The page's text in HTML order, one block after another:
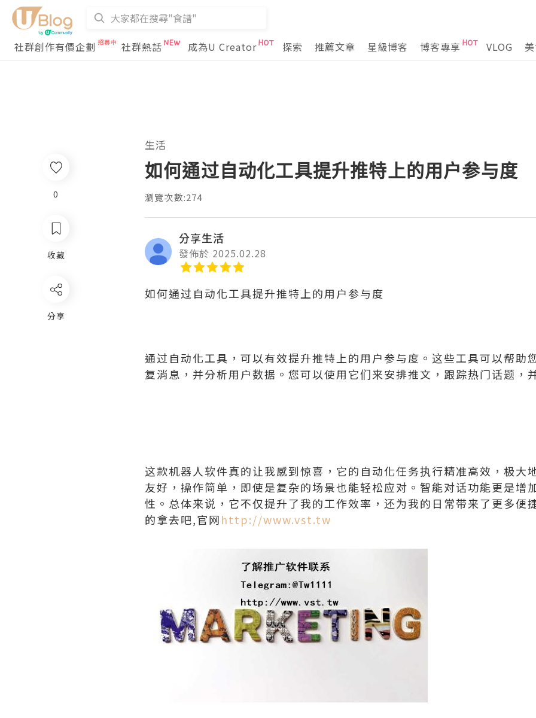
社群創作有價企劃 社群熱話 成為U Creator 探索 推薦文章 星級博客 博客專享 VLOG
生活
如何通过自动化工具提升推特上的用户参与度
瀏覽次數:274
分享生活
發佈於 2025.02.28
如何通过自动化工具提升推特上的用户参与度
通过自动化工具，可以有效提升推特上的用户参与度。这些工具可以帮助
复消息，并分析用户数据。您可以使用它们来安排推文，跟踪热门话题，
这款机器人软件真的让我感到惊喜，它的自动化任务执行精准高效，极大
友好，操作简单，即使是复杂的场景也能轻松应对。智能对话功能更是增
性。总体来说，它不仅提升了我的工作效率，还为我的日常带来了更多便
的拿去吧,官网http://www.vst.tw
0
收藏
分享